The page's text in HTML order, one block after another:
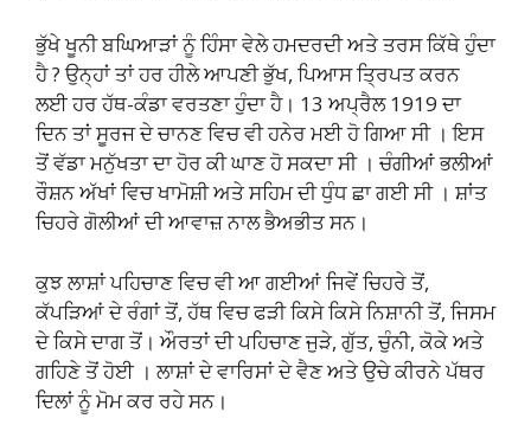
ਭੁੱਖੇ ਖੂਨੀ ਬਘਿਆੜਾਂ ਨੂੰ ਹਿੰਸਾ ਵੇਲੇ ਹਮਦਰਦੀ ਅਤੇ ਤਰਸ ਕਿੱਥੇ ਹੁੰਦਾ
ਹੈ ? ਉਨ੍ਹਾਂ ਤਾਂ ਹਰ ਹੀਲੇ ਆਪਣੀ ਭੁੱਖ, ਪਿਆਸ ਤ੍ਰਿਪਤ ਕਰਨ
ਲਈ ਹਰ ਹੱਥ-ਕੰਡਾ ਵਰਤਣਾ ਹੁੰਦਾ ਹੈ। 13 ਅਪ੍ਰੈਲ 1919 ਦਾ
ਦਿਨ ਤਾਂ ਸੂਰਜ ਦੇ ਚਾਨਣ ਵਿਚ ਵੀ ਹਨੇਰ ਮਈ ਹੋ ਗਿਆ ਸੀ । ਇਸ
ਤੋਂ ਵੱਡਾ ਮਨੁੱਖਤਾ ਦਾ ਹੋਰ ਕੀ ਘਾਣ ਹੋ ਸਕਦਾ ਸੀ । ਚੰਗੀਆਂ ਭਲੀਆਂ
ਰੌਸ਼ਨ ਅੱਖਾਂ ਵਿਚ ਖਾਮੋਸ਼ੀ ਅਤੇ ਸਹਿਮ ਦੀ ਧੁੰਧ ਛਾ ਗਈ ਸੀ । ਸ਼ਾਂਤ
ਚਿਹਰੇ ਗੋਲੀਆਂ ਦੀ ਆਵਾਜ਼ ਨਾਲ ਭੈਅਭੀਤ ਸਨ।
ਕੁਝ ਲਾਸ਼ਾਂ ਪਹਿਚਾਣ ਵਿਚ ਵੀ ਆ ਗਈਆਂ ਜਿਵੇਂ ਚਿਹਰੇ ਤੋਂ,
ਕੱਪੜਿਆਂ ਦੇ ਰੰਗਾਂ ਤੋਂ, ਹੱਥ ਵਿਚ ਫੜੀ ਕਿਸੇ ਕਿਸੇ ਨਿਸ਼ਾਨੀ ਤੋਂ, ਜਿਸਮ
ਦੇ ਕਿਸੇ ਦਾਗ ਤੋਂ। ਔਰਤਾਂ ਦੀ ਪਹਿਚਾਣ ਜੁੜੇ, ਗੁੱਤ, ਚੁੰਨੀ, ਕੋਕੇ ਅਤੇ
ਗਹਿਣੇ ਤੋਂ ਹੋਈ । ਲਾਸ਼ਾਂ ਦੇ ਵਾਰਿਸਾਂ ਦੇ ਵੈਣ ਅਤੇ ਉਚੇ ਕੀਰਨੇ ਪੱਥਰ
ਦਿਲਾਂ ਨੂੰ ਮੋਮ ਕਰ ਰਹੇ ਸਨ।